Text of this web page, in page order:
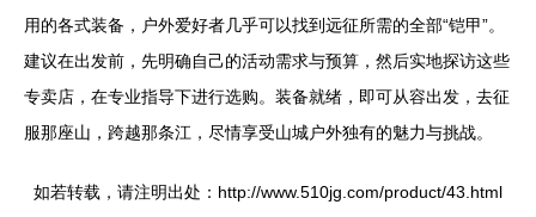
用的各式装备，户外爱好者几乎可以找到远征所需的全部“铠甲”。
建议在出发前，先明确自己的活动需求与预算，然后实地探访这些
专卖店，在专业指导下进行选购。装备就绪，即可从容出发，去征
服那座山，跨越那条江，尽情享受山城户外独有的魅力与挑战。
如若转载，请注明出处：http://www.510jg.com/product/43.html